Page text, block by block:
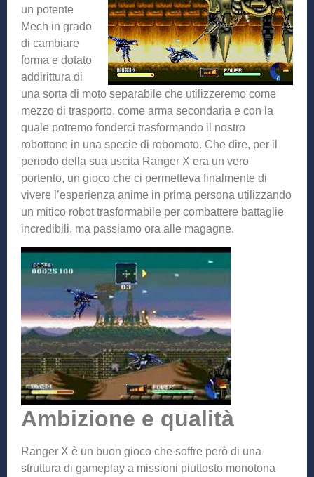
un potente
Mech in grado
di cambiare
forma e dotato
addirittura di
una sorta di moto separabile che utilizzeremo come
mezzo di trasporto, come arma secondaria e con la
quale potremo fonderci trasformando il nostro
robottone in una specie di robomoto. Che dire, per il
periodo della sua uscita Ranger X era un vero
portento, un gioco che ci permetteva finalmente di
vivere l’esperienza anime in prima persona utilizzando
un mitico robot trasformabile per combattere battaglie
incredibili, ma passiamo ora alle magagne.
Ambizione e qualità
Ranger X è un buon gioco che soffre però di una
struttura di gameplay a missioni piuttosto monotona